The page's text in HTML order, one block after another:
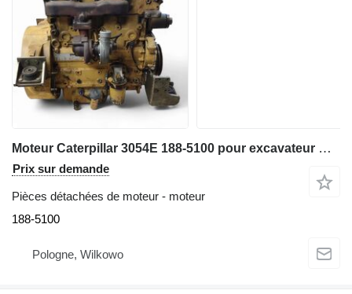
Moteur Caterpillar 3054E 188-5100 pour excavateur Caterpillar M315C
Prix sur demande
Pièces détachées de moteur - moteur
188-5100
Pologne, Wilkowo